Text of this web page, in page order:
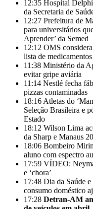
12:35 Hospital
da Secretaria de
12:27 Prefeitura de
para universitários
Aprender’ da Semed
12:12 OMS
lista de
11:38 Ministério da
evitar gripe aviária
11:14 Nestlé fecha
pizzas contaminadas
18:16 Atletas do
Seleção Brasileira e
Estado
18:12 Wilson Lima
da Sharp e Manaus
18:06 Bombeiro
aluno com espectro
17:59 VÍDEO:
e ‘chora’
17:48 Dia da Saúde
consumo doméstico
17:28 Detran-AM